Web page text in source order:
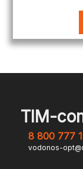
TIM-
8 800 777
vodonos-